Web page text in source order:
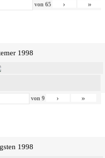
von 65 › »
1998
von 9 › »
1998